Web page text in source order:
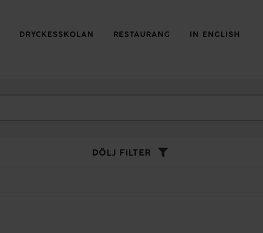
DRYCKESSKOLAN RESTAURANG IN ENGLISH
DÖLJ FILTER